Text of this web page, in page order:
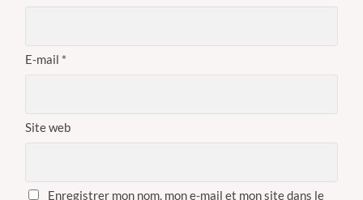
E-mail *
Site web
Enregistrer mon nom, mon e-mail et mon site dans le